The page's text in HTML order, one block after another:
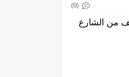
(0)
من الشارع